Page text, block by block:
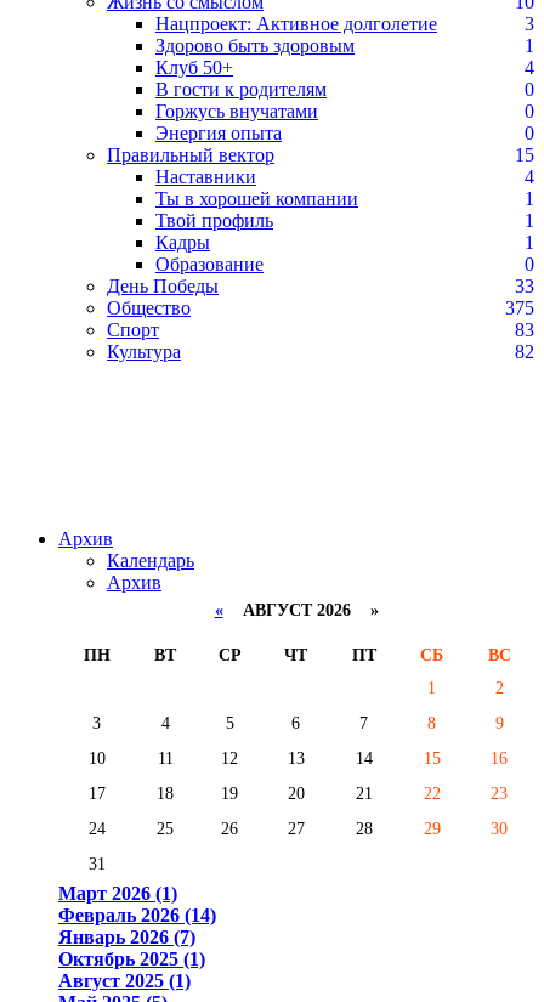
Нацпроект: Активное долголетие
3
Здорово быть здоровым
1
Клуб 50+
4
В гости к родителям
0
Горжусь внучатами
0
Энергия опыта
0
Правильный вектор
15
Наставники
4
Ты в хорошей компании
1
Твой профиль
1
Кадры
1
Образование
0
День Победы
33
Общество
375
Спорт
83
Культура
82
Архив
Календарь
Архив
«АВГУСТ 2026 »
ПН ВТ СР ЧТ ПТ СБ
ВС
1
2
3
4 5 6 7 8
9
10
11 12 13 14 15
16
17
18 19 20 21 22
23
24
25 26 27 28 29
30
31
Март 2026 (1)
Февраль 2026 (14)
Январь 2026 (7)
Октябрь 2025 (1)
Август 2025 (1)